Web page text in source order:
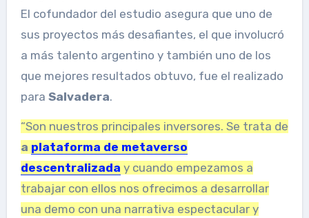
El cofundador del estudio asegura que uno de
sus proyectos más desafiantes, el que involucró
a más talento argentino y también uno de los
que mejores resultados obtuvo, fue el realizado
para Salvadera.
“Son nuestros principales inversores. Se trata de
a plataforma de metaverso
descentralizada y cuando empezamos a
trabajar con ellos nos ofrecimos a desarrollar
una demo con una narrativa espectacular y